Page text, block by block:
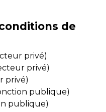
de
privé)
privé)
privé)
publique)
publique)